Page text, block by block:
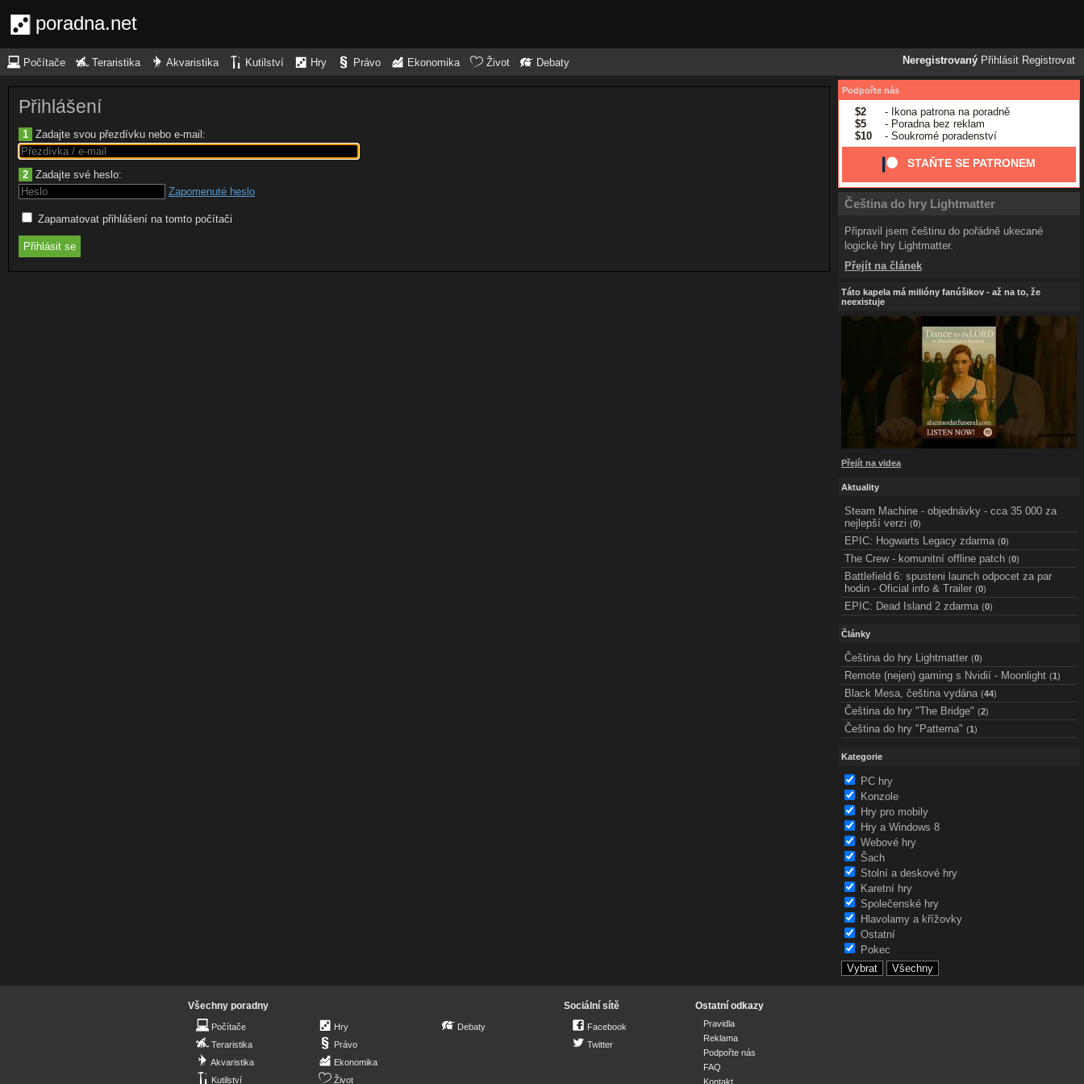
poradna.net
Neregistrovaný Přihlásit Registrovat
Počítače Teraristika Akvaristika Kutilství Hry Právo Ekonomika Život Debaty
Přihlášení
1 Zadajte svou přezdívku nebo e-mail:
2 Zadajte své heslo:
Zapomenuté heslo
Zapamatovat přihlášení na tomto počítači
Podpořte nás
$2
- Ikona patrona na poradně
$5
- Poradna bez reklam
$10
- Soukromé poradenství
STAŇTE SE PATRONEM
Čeština do hry Lightmatter
Připravil jsem češtinu do pořádně ukecané
logické hry Lightmatter.
Přejít na článek
Táto kapela má milióny fanúšikov - až na to, že
neexistuje
Přejít na videa
Aktuality
Steam Machine - objednávky - cca 35 000 za
nejlepší verzi (0)
EPIC: Hogwarts Legacy zdarma (0)
The Crew - komunitní offline patch (0)
Battlefield 6: spusteni launch odpocet za par
hodin - Oficial info & Trailer (0)
EPIC: Dead Island 2 zdarma (0)
Články
Čeština do hry Lightmatter (0)
Remote (nejen) gaming s Nvidií - Moonlight (1)
Black Mesa, čeština vydána (44)
Čeština do hry "The Bridge" (2)
Čeština do hry "Patterna" (1)
Kategorie
PC hry
Konzole
Hry pro mobily
Hry a Windows 8
Webové hry
Šach
Stolní a deskové hry
Karetní hry
Společenské hry
Hlavolamy a křížovky
Ostatní
Pokec
Všechny poradny
Počítače
Teraristika
Akvaristika
Kutilství
Hry
Právo
Ekonomika
Život
Debaty
Sociální sítě
Facebook
Twitter
Ostatní odkazy
Pravidla
Reklama
Podpořte nás
FAQ
Kontakt